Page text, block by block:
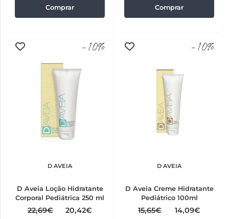
Comprar Comprar
-10%
D AVEIA
D Aveia Loção Hidratante
Corporal Pediátrica 250 ml
22,69€ 20,42€
-10%
D AVEIA
D Aveia Creme Hidratante
Pediátrico 100ml
15,65€ 14,09€